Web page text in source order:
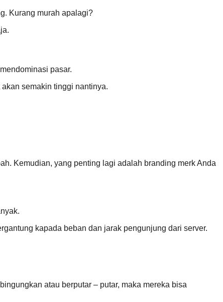
Kurang murah apalagi?
pasar.
semakin tinggi nantinya.
Kemudian, yang penting lagi adalah branding merk Anda
kapada beban dan jarak pengunjung dari server.
atau berputar – putar, maka mereka bisa